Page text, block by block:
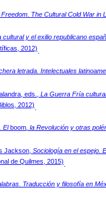
The Cultural Cold War in
y el exilio republicano
2012).
letrada. Intelectuales
eds., La Guerra Fría
2012).
Elboom , la Revolución y otras
Jackson, Sociología en el espejo.
de Quilmes, 2015).
Traducción y filosofía en